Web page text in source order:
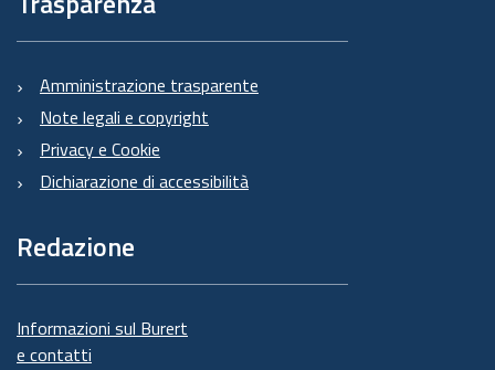
Amministrazione trasparente
Note legali e copyright
Privacy e Cookie
Dichiarazione di accessibilità
Redazione
Informazioni sul Burert
e contatti